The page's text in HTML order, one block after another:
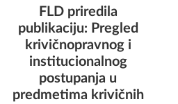
FLD priredila
publikaciju: Pregled
krivičnopravnog i
institucionalnog
postupanja u
predmetima krivičnih